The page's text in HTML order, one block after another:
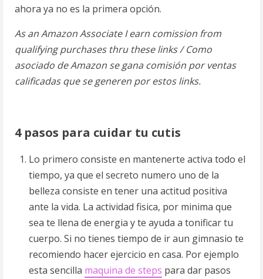
ahora ya no es la primera opción.
As an Amazon Associate I earn comission from
qualifying purchases thru these links / Como
asociado de Amazon se gana comisión por ventas
calificadas que se generen por estos links.
4 pasos para cuidar tu cutis
Lo primero consiste en mantenerte activa todo el
tiempo, ya que el secreto numero uno de la
belleza consiste en tener una actitud positiva
ante la vida. La actividad fisica, por minima que
sea te llena de energia y te ayuda a tonificar tu
cuerpo. Si no tienes tiempo de ir aun gimnasio te
recomiendo hacer ejercicio en casa. Por ejemplo
esta sencilla maquina de steps para dar pasos